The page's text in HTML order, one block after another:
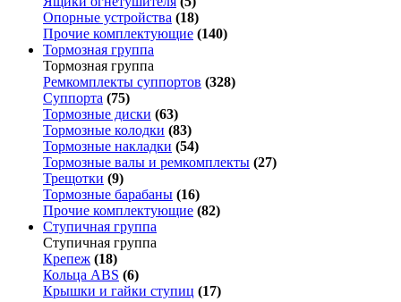
Опорные устройства (18)
Прочие комплектующие (140)
Тормозная группа
Тормозная группа
Ремкомплекты суппортов (328)
Суппорта (75)
Тормозные диски (63)
Тормозные колодки (83)
Тормозные накладки (54)
Тормозные валы и ремкомплекты (27)
Трещотки (9)
Тормозные барабаны (16)
Прочие комплектующие (82)
Ступичная группа
Ступичная группа
Крепеж (18)
Кольца ABS (6)
Крышки и гайки ступиц (17)